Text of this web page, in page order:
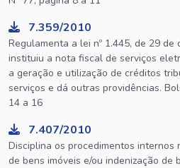
7.359/2010
Regulamenta a lei nº 1.445, de 29 de
instituiu a nota fiscal de serviços
a geração e utilização de créditos
serviços e dá outras providências.
14 a 16
7.407/2010
Disciplina os procedimentos
de bens imóveis e/ou indenização de